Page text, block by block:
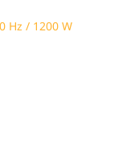
Hz / 1200 W